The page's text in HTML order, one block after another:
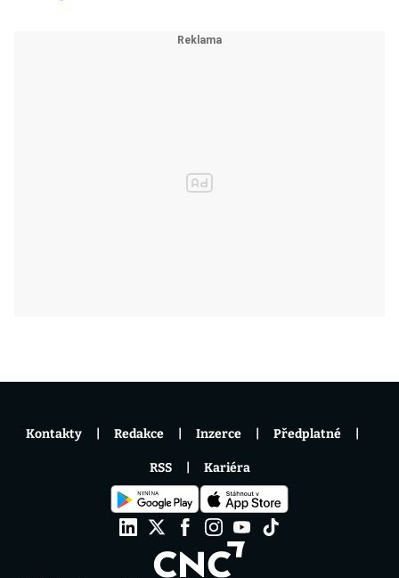
Kontakty Redakce Inzerce Předplatné
RSS Kariéra